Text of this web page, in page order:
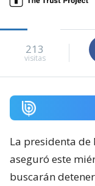
213
visitas
La presidenta de
aseguró este
buscarán